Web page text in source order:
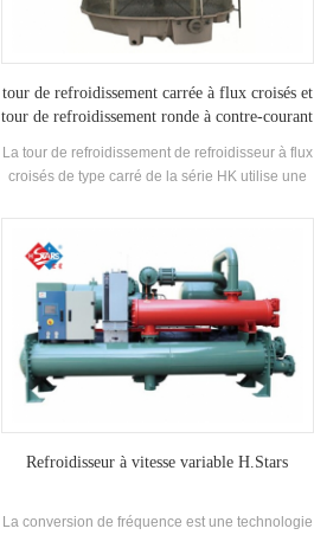
tour de refroidissement carrée à flux croisés et
tour de refroidissement ronde à contre-courant
La tour de refroidissement de refroidisseur à flux
croisés de type carré de la série HK utilise une
choix et un assemblage flexibles d'une seule
unité ou d'une combinaison de plusieurs unités
en fonction des conditions du site et des
exigences du client.
Refroidisseur à vitesse variable H.Stars
La conversion de fréquence est une technologie